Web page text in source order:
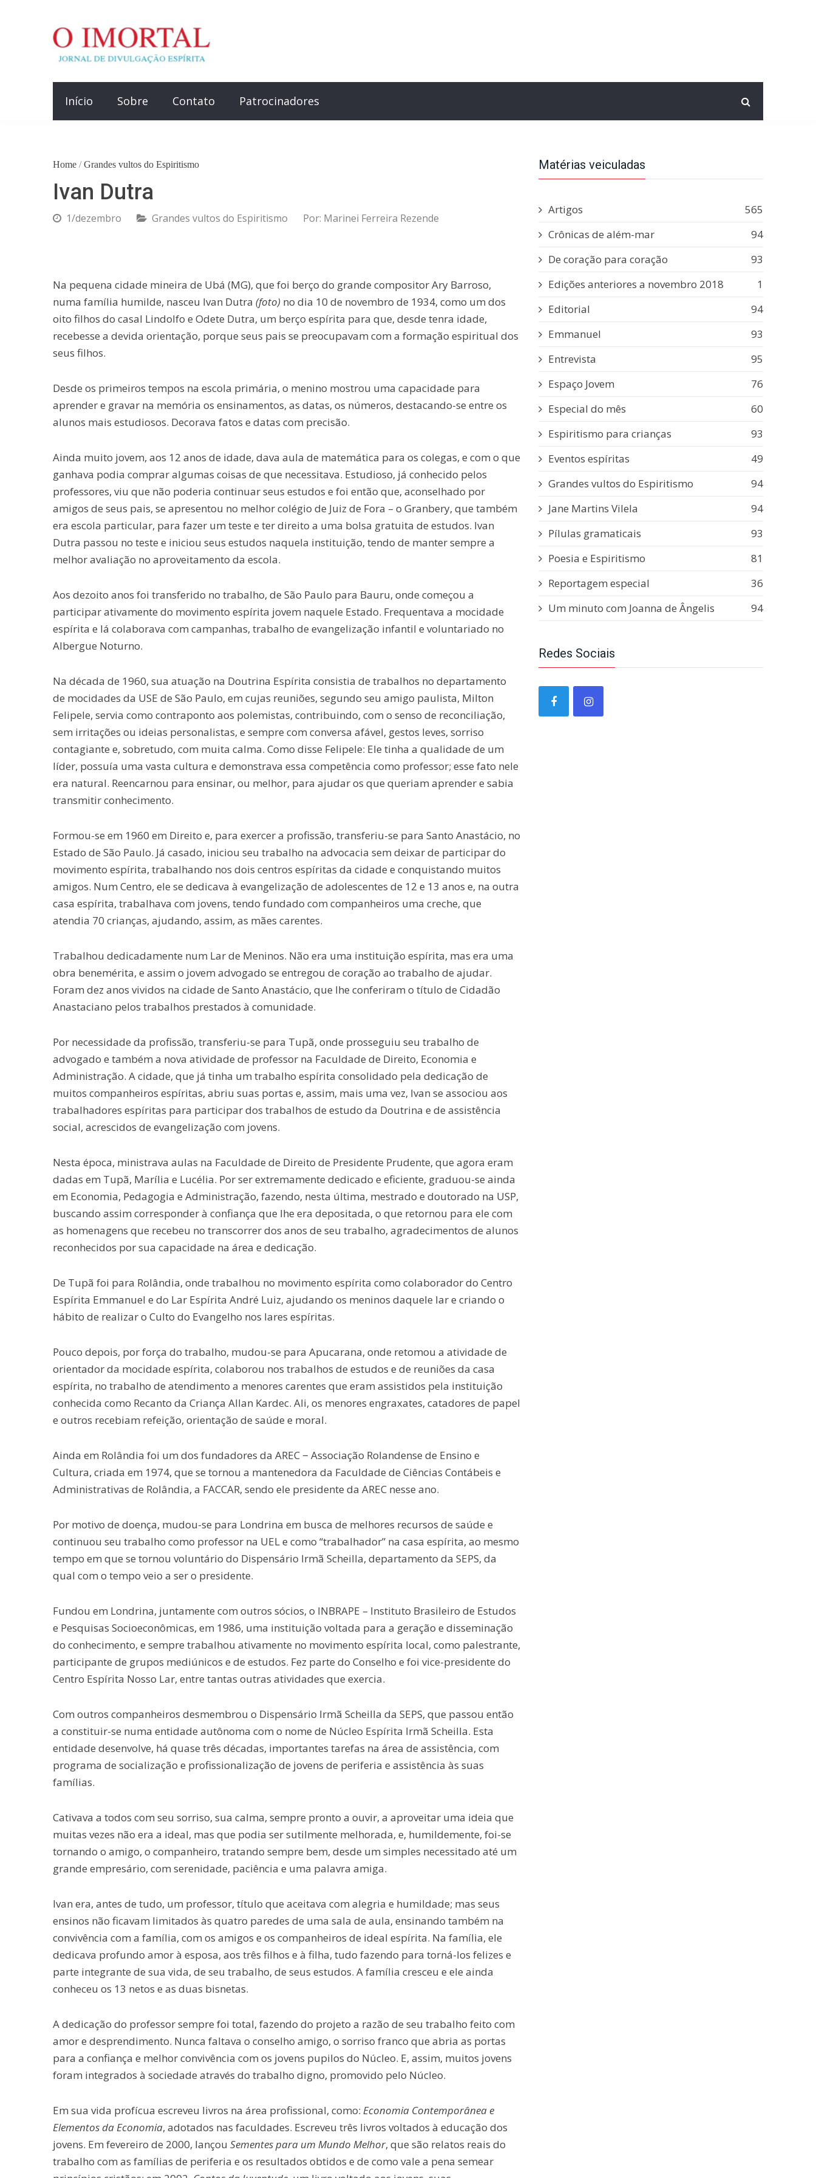
Início Sobre Contato Patrocinadores
Home / Grandes vultos do Espiritismo
Ivan Dutra
1/dezembro Grandes vultos do Espiritismo Por: Marinei Ferreira Rezende
Na pequena cidade mineira de Ubá (MG), que foi berço do grande compositor Ary Barroso,
numa família humilde, nasceu Ivan Dutra (foto) no dia 10 de novembro de 1934, como um dos
oito filhos do casal Lindolfo e Odete Dutra, um berço espírita para que, desde tenra idade,
recebesse a devida orientação, porque seus pais se preocupavam com a formação espiritual dos
seus filhos.
Desde os primeiros tempos na escola primária, o menino mostrou uma capacidade para
aprender e gravar na memória os ensinamentos, as datas, os números, destacando-se entre os
alunos mais estudiosos. Decorava fatos e datas com precisão.
Ainda muito jovem, aos 12 anos de idade, dava aula de matemática para os colegas, e com o que
ganhava podia comprar algumas coisas de que necessitava. Estudioso, já conhecido pelos
professores, viu que não poderia continuar seus estudos e foi então que, aconselhado por
amigos de seus pais, se apresentou no melhor colégio de Juiz de Fora – o Granbery, que também
era escola particular, para fazer um teste e ter direito a uma bolsa gratuita de estudos. Ivan
Dutra passou no teste e iniciou seus estudos naquela instituição, tendo de manter sempre a
melhor avaliação no aproveitamento da escola.
Aos dezoito anos foi transferido no trabalho, de São Paulo para Bauru, onde começou a
participar ativamente do movimento espírita jovem naquele Estado. Frequentava a mocidade
espírita e lá colaborava com campanhas, trabalho de evangelização infantil e voluntariado no
Albergue Noturno.
Na década de 1960, sua atuação na Doutrina Espírita consistia de trabalhos no departamento
de mocidades da USE de São Paulo, em cujas reuniões, segundo seu amigo paulista, Milton
Felipele, servia como contraponto aos polemistas, contribuindo, com o senso de reconciliação,
sem irritações ou ideias personalistas, e sempre com conversa afável, gestos leves, sorriso
contagiante e, sobretudo, com muita calma. Como disse Felipele: Ele tinha a qualidade de um
líder, possuía uma vasta cultura e demonstrava essa competência como professor; esse fato nele
era natural. Reencarnou para ensinar, ou melhor, para ajudar os que queriam aprender e sabia
transmitir conhecimento.
Formou-se em 1960 em Direito e, para exercer a profissão, transferiu-se para Santo Anastácio, no
Estado de São Paulo. Já casado, iniciou seu trabalho na advocacia sem deixar de participar do
movimento espírita, trabalhando nos dois centros espíritas da cidade e conquistando muitos
amigos. Num Centro, ele se dedicava à evangelização de adolescentes de 12 e 13 anos e, na outra
casa espírita, trabalhava com jovens, tendo fundado com companheiros uma creche, que
atendia 70 crianças, ajudando, assim, as mães carentes.
Trabalhou dedicadamente num Lar de Meninos. Não era uma instituição espírita, mas era uma
obra benemérita, e assim o jovem advogado se entregou de coração ao trabalho de ajudar.
Foram dez anos vividos na cidade de Santo Anastácio, que lhe conferiram o título de Cidadão
Anastaciano pelos trabalhos prestados à comunidade.
Por necessidade da profissão, transferiu-se para Tupã, onde prosseguiu seu trabalho de
advogado e também a nova atividade de professor na Faculdade de Direito, Economia e
Administração. A cidade, que já tinha um trabalho espírita consolidado pela dedicação de
muitos companheiros espíritas, abriu suas portas e, assim, mais uma vez, Ivan se associou aos
trabalhadores espíritas para participar dos trabalhos de estudo da Doutrina e de assistência
social, acrescidos de evangelização com jovens.
Nesta época, ministrava aulas na Faculdade de Direito de Presidente Prudente, que agora eram
dadas em Tupã, Marília e Lucélia. Por ser extremamente dedicado e eficiente, graduou-se ainda
em Economia, Pedagogia e Administração, fazendo, nesta última, mestrado e doutorado na USP,
buscando assim corresponder à confiança que lhe era depositada, o que retornou para ele com
as homenagens que recebeu no transcorrer dos anos de seu trabalho, agradecimentos de alunos
reconhecidos por sua capacidade na área e dedicação.
De Tupã foi para Rolândia, onde trabalhou no movimento espírita como colaborador do Centro
Espírita Emmanuel e do Lar Espírita André Luiz, ajudando os meninos daquele lar e criando o
hábito de realizar o Culto do Evangelho nos lares espíritas.
Pouco depois, por força do trabalho, mudou-se para Apucarana, onde retomou a atividade de
orientador da mocidade espírita, colaborou nos trabalhos de estudos e de reuniões da casa
espírita, no trabalho de atendimento a menores carentes que eram assistidos pela instituição
conhecida como Recanto da Criança Allan Kardec. Ali, os menores engraxates, catadores de papel
e outros recebiam refeição, orientação de saúde e moral.
Ainda em Rolândia foi um dos fundadores da AREC − Associação Rolandense de Ensino e
Cultura, criada em 1974, que se tornou a mantenedora da Faculdade de Ciências Contábeis e
Administrativas de Rolândia, a FACCAR, sendo ele presidente da AREC nesse ano.
Por motivo de doença, mudou-se para Londrina em busca de melhores recursos de saúde e
continuou seu trabalho como professor na UEL e como “trabalhador” na casa espírita, ao mesmo
tempo em que se tornou voluntário do Dispensário Irmã Scheilla, departamento da SEPS, da
qual com o tempo veio a ser o presidente.
Fundou em Londrina, juntamente com outros sócios, o INBRAPE – Instituto Brasileiro de Estudos
e Pesquisas Socioeconômicas, em 1986, uma instituição voltada para a geração e disseminação
do conhecimento, e sempre trabalhou ativamente no movimento espírita local, como palestrante,
participante de grupos mediúnicos e de estudos. Fez parte do Conselho e foi vice-presidente do
Centro Espírita Nosso Lar, entre tantas outras atividades que exercia.
Com outros companheiros desmembrou o Dispensário Irmã Scheilla da SEPS, que passou então
a constituir-se numa entidade autônoma com o nome de Núcleo Espírita Irmã Scheilla. Esta
entidade desenvolve, há quase três décadas, importantes tarefas na área de assistência, com
programa de socialização e profissionalização de jovens de periferia e assistência às suas
famílias.
Cativava a todos com seu sorriso, sua calma, sempre pronto a ouvir, a aproveitar uma ideia que
muitas vezes não era a ideal, mas que podia ser sutilmente melhorada, e, humildemente, foi-se
tornando o amigo, o companheiro, tratando sempre bem, desde um simples necessitado até um
grande empresário, com serenidade, paciência e uma palavra amiga.
Ivan era, antes de tudo, um professor, título que aceitava com alegria e humildade; mas seus
ensinos não ficavam limitados às quatro paredes de uma sala de aula, ensinando também na
convivência com a família, com os amigos e os companheiros de ideal espírita. Na família, ele
dedicava profundo amor à esposa, aos três filhos e à filha, tudo fazendo para torná-los felizes e
parte integrante de sua vida, de seu trabalho, de seus estudos. A família cresceu e ele ainda
conheceu os 13 netos e as duas bisnetas.
A dedicação do professor sempre foi total, fazendo do projeto a razão de seu trabalho feito com
amor e desprendimento. Nunca faltava o conselho amigo, o sorriso franco que abria as portas
para a confiança e melhor convivência com os jovens pupilos do Núcleo. E, assim, muitos jovens
foram integrados à sociedade através do trabalho digno, promovido pelo Núcleo.
Em sua vida profícua escreveu livros na área profissional, como: Economia Contemporânea e
Elementos da Economia, adotados nas faculdades. Escreveu três livros voltados à educação dos
jovens. Em fevereiro de 2000, lançou Sementes para um Mundo Melhor, que são relatos reais do
trabalho com as famílias de periferia e os resultados obtidos e de como vale a pena semear
Matérias veiculadas
Artigos
565
Crônicas de além-mar
94
De coração para coração
93
Edições anteriores a novembro 2018
1
Editorial
94
Emmanuel
93
Entrevista
95
Espaço Jovem
76
Especial do mês
60
Espiritismo para crianças
93
Eventos espíritas
49
Grandes vultos do Espiritismo
94
Jane Martins Vilela
94
Pílulas gramaticais
93
Poesia e Espiritismo
81
Reportagem especial
36
Um minuto com Joanna de Ângelis
94
Redes Sociais